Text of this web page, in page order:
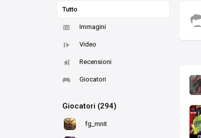
Tutto
Immagini
Video
Recensioni
Giocatori
Giocatori (294)
fg_mnit